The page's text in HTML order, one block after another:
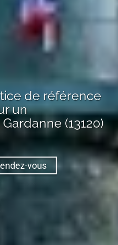
de référence
un
Gardanne (13120)
vous